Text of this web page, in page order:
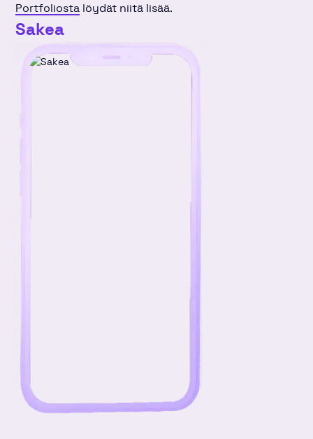
Portfoliosta löydät niitä lisää.
Sakea